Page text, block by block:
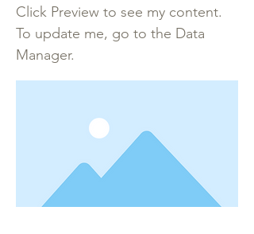
Click Preview to see my content.
To update me, go to the Data
Manager.